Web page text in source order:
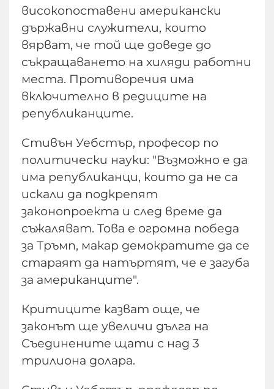
високопоставени американски
държавни служители, които
вярват, че той ще доведе до
съкращаването на хиляди работни
места. Противоречия има
включително в редиците на
републиканците.
Стивън Уебстър, професор по
политически науки: "Възможно е да
има републиканци, които да не са
искали да подкрепят
законопроекта и след време да
съжаляват. Това е огромна победа
за Тръмп, макар демократите да се
стараят да натъртят, че е загуба
за американците".
Критиците казват още, че
законът ще увеличи дълга на
Съединените щати с над 3
трилиона долара.